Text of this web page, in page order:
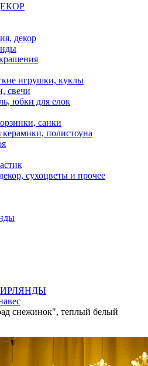
декор
игрушки, куклы
свечи
юбки для елок
санки
полистоуна
сухоцветы и прочее
снежинок", теплый белый